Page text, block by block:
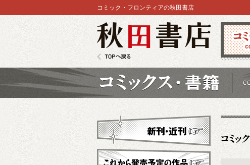
コミック
コミック・フロンティアの秋田書店
新刊・近刊